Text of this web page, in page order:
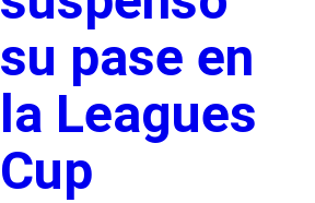
su pase en
la Leagues
Cup